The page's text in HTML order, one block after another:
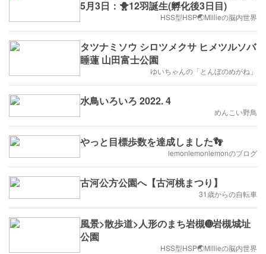
5月3日：🐥12羽誕生(孵化後3日目)
HSS型HSP🌏Millieの脳内世界
タツナミソウ シロツメクサ ヒメツルソバ
睡蓮 山田富士公園
ゆいちゃんの「とんぼのめがね」
水鳥いろいろ 2022. 4
めんこい野鳥
やっと目標歩数を達成しました👣
lemonlemonlemonのブログ
古河公方公園へ【古河桃まつり】
31歳からの自転車
風景>散歩道>人形のまち岩槻➓岩槻城址
公園
HSS型HSP🌏Millieの脳内世界